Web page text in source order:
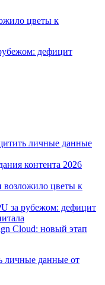
цветы к
дефицит
личные данные
контента 2026
возложило цветы к
за рубежом: дефицит
Cloud: новый этап
личные данные от